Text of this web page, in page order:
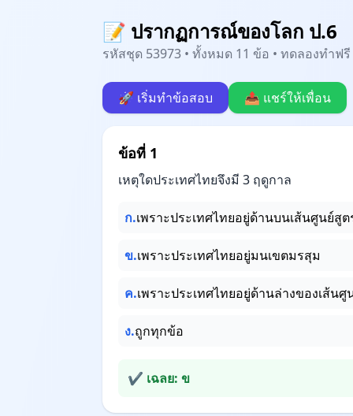
📝 ปรากฏการณ์ของโลก ป.6
รหัสชุด 53973 • ทั้งหมด 11 ข้อ • ทดลองทำฟ
🚀 เริ่มทำข้อสอบ 📤 แชร์ให้เพื่อน
ข้อที่ 1
เหตุใดประเทศไทยจึงมี 3 ฤดูกาล
ก.เพราะประเทศไทยอยู่ด้านบนเส้นศูนย์สูต
ข.เพราะประเทศไทยอยู่มนเขตมรสุม
ค.เพราะประเทศไทยอยู่ด้านล่างของเส้นศู
ง.ถูกทุกข้อ
✔ เฉลย: ข